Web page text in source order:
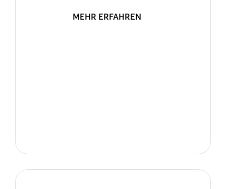
MEHR ERFAHREN